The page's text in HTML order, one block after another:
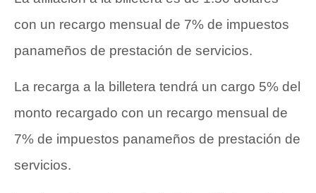
con un recargo mensual de 7% de impuestos
panameños de prestación de servicios.
La recarga a la billetera tendrá un cargo 5% del
monto recargado con un recargo mensual de
7% de impuestos panameños de prestación de
servicios.